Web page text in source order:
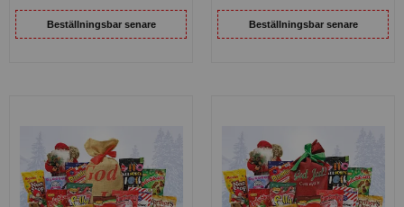
Beställningsbar senare Beställningsbar senare